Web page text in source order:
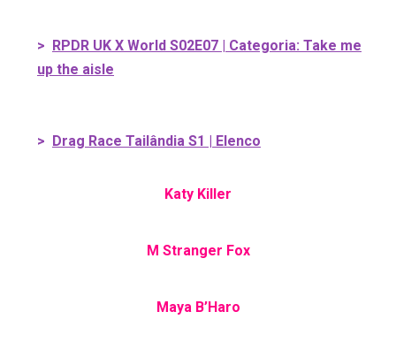
> RPDR UK X World S02E07 | Categoria: Take me
up the aisle
> Drag Race Tailândia S1 | Elenco
Katy Killer
M Stranger Fox
Maya B’Haro